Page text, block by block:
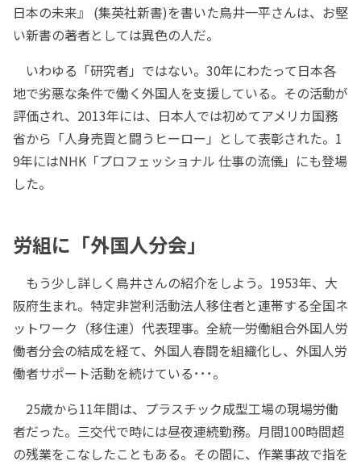
日本の未来』 (集英社新書)を書いた鳥井一平さんは、お堅
い新書の著者としては異色の人だ。
いわゆる「研究者」ではない。30年にわたって日本各
地で劣悪な条件で働く外国人を支援している。その活動が
評価され、2013年には、日本人では初めてアメリカ国務
省から「人身売買と闘うヒーロー」として表彰された。1
9年にはNHK「プロフェッショナル 仕事の流儀」にも登場
した。
労組に「外国人分会」
もう少し詳しく鳥井さんの紹介をしよう。1953年、大
阪府生まれ。特定非営利活動法人移住者と連帯する全国ネ
ットワーク（移住連）代表理事。全統一労働組合外国人労
働者分会の結成を経て、外国人春闘を組織化し、外国人労
働者サポート活動を続けている･･･。
25歳から11年間は、プラスチック成型工場の現場労働
者だった。三交代で時には昼夜連続勤務。月間100時間超
の残業をこなしたこともある。その間に、作業事故で指を